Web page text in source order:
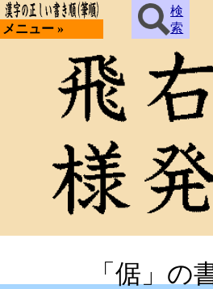
メニュー »
検
索
「倨」の